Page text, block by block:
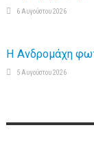
6 Αυγούστου 2026
Η Ανδρομάχη
5 Αυγούστου 2026